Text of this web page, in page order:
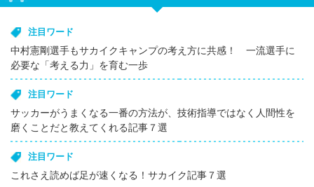
注目ワード
中村憲剛選手もサカイクキャンプの考え方に共感！ 一流選手に
必要な「考える力」を育む一歩
注目ワード
サッカーがうまくなる一番の方法が、技術指導ではなく人間性を
磨くことだと教えてくれる記事７選
注目ワード
これさえ読めば足が速くなる！サカイク記事７選